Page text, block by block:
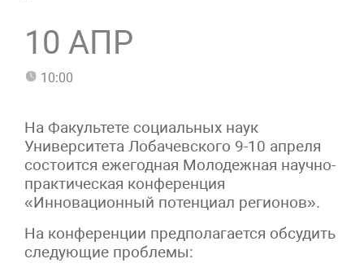
10 АПР
10:00
На Факультете социальных наук
Университета Лобачевского 9-10 апреля
состоится ежегодная Молодежная научно-
практическая конференция
«Инновационный потенциал регионов».
На конференции предполагается обсудить
следующие проблемы: